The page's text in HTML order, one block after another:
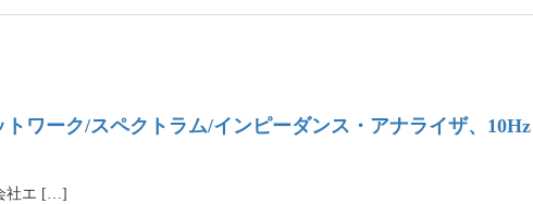
ワーク/スペクトラム/インピーダンス・アナライザ、
社エ […]